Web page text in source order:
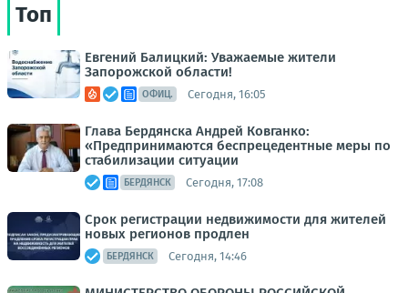
Топ
Евгений Балицкий: Уважаемые жители
Запорожской области!
ОФИЦ. Сегодня, 16:05
Глава Бердянска Андрей Ковганко:
«Предпринимаются беспрецедентные меры по
стабилизации ситуации
БЕРДЯНСК Сегодня, 17:08
Срок регистрации недвижимости для жителей
новых регионов продлен
БЕРДЯНСК Сегодня, 14:46